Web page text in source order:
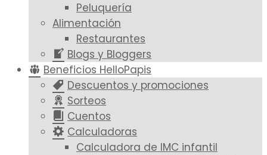
Peluquería
Alimentación
Restaurantes
Blogs y Bloggers
Beneficios HelloPapis
Descuentos y promociones
Sorteos
Cuentos
Calculadoras
Calculadora de IMC infantil